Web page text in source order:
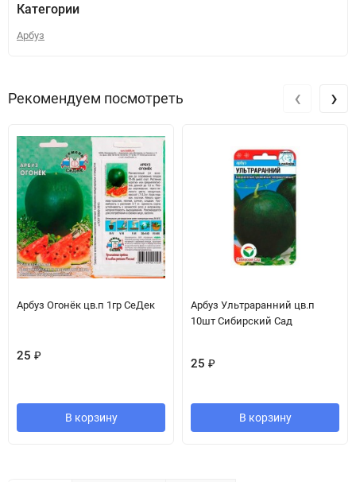
Категории
Арбуз
Рекомендуем посмотреть
Арбуз Огонёк цв.п 1гр СеДек
25 ₽
В корзину
Арбуз Ультраранний цв.п
10шт Сибирский Сад
25 ₽
В корзину
‹ ›